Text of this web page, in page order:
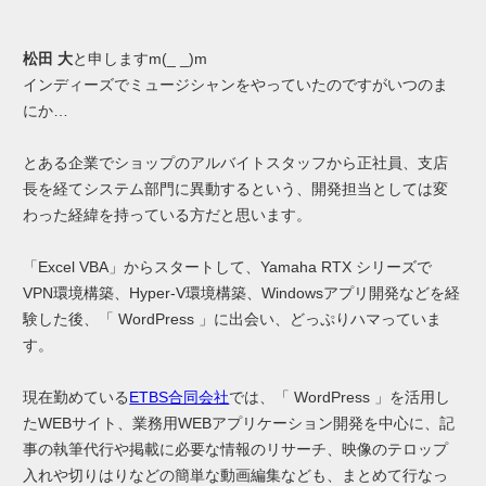
松田 大と申しますm(_ _)m
インディーズでミュージシャンをやっていたのですがいつのま
にか…
とある企業でショップのアルバイトスタッフから正社員、支店
長を経てシステム部門に異動するという、開発担当としては変
わった経緯を持っている方だと思います。
「Excel VBA」からスタートして、Yamaha RTX シリーズで
VPN環境構築、Hyper-V環境構築、Windowsアプリ開発などを経
験した後、「 WordPress 」に出会い、どっぷりハマっていま
す。
現在勤めているETBS合同会社では、「 WordPress 」を活用し
たWEBサイト、業務用WEBアプリケーション開発を中心に、記
事の執筆代行や掲載に必要な情報のリサーチ、映像のテロップ
入れや切りはりなどの簡単な動画編集なども、まとめて行なっ